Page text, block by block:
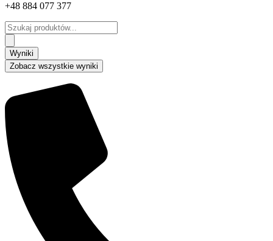
+48 884 077 377
Search
...
Wyniki
Zobacz wszystkie wyniki